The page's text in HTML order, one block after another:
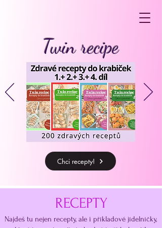
Twin recipe
Chci recepty!
RECEPTY
Najdeš tu nejen recepty, ale i příkladové jídelníčky,